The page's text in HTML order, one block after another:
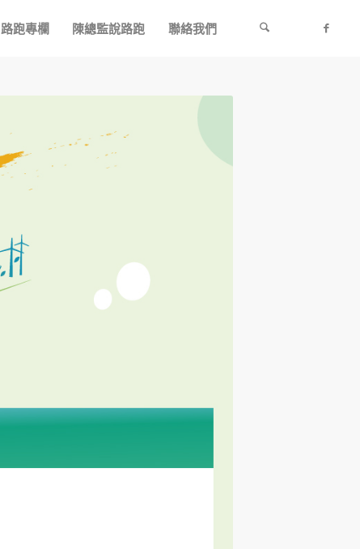
路跑專欄 陳總監說路跑 聯絡我們